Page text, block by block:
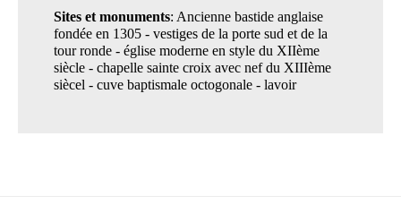
Sites et monuments: Ancienne bastide anglaise
fondée en 1305 - vestiges de la porte sud et de la
tour ronde - église moderne en style du XIIème
siècle - chapelle sainte croix avec nef du XIIIème
siècel - cuve baptismale octogonale - lavoir